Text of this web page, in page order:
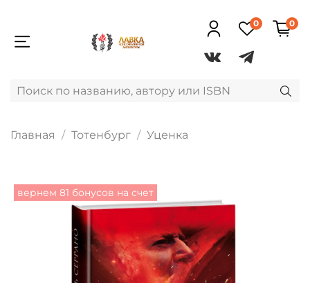
0 0
Главная Тотенбург Уценка
вернем 81 бонусов на счет